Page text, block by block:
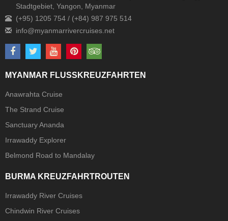
Stadtgebiet, Yangon, Myanmar
(+95) 1205 754 / (+84) 987 975 514
MYANMAR FLUSSKREUZFAHRTEN
Anawrahta Cruise
The Strand Cruise
Sanctuary Ananda
Irrawaddy Explorer
Belmond Road to Mandalay
BURMA KREUZFAHRTROUTEN
Irrawaddy River Cruises
Chindwin River Cruises